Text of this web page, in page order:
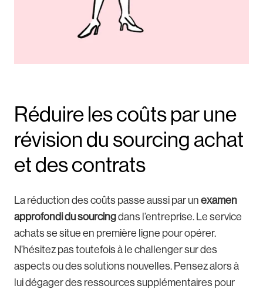
Réduire les coûts par une
révision du sourcing achat
et des contrats
La réduction des coûts passe aussi par un examen
approfondi du sourcingdans l’entreprise. Le service
achats se situe en première ligne pour opérer.
N’hésitez pas toutefois à le challenger sur des
aspects ou des solutions nouvelles. Pensez alors à
lui dégager des ressources supplémentaires pour